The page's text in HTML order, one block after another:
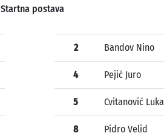
Startna postava
2 Bandov Nino
4 Pejić Juro
5 Cvitanović Luka
8 Pidro Velid